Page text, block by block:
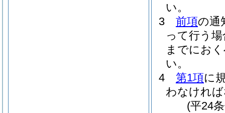
い。
3
前項の通
って行う
までにお
い。
4
第1項に
わなけれ
(平24